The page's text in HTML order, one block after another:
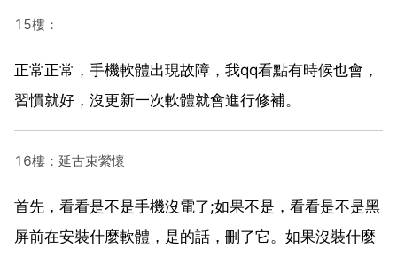
15樓：
正常正常，手機軟體出現故障，我qq看點有時候也會，
習慣就好，沒更新一次軟體就會進行修補。
16樓：延古束縈懷
首先，看看是不是手機沒電了;如果不是，看看是不是黑
屏前在安裝什麼軟體，是的話，刪了它。如果沒裝什麼